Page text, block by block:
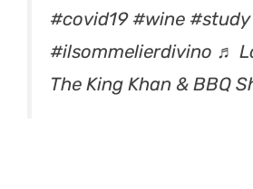
#covid19 #wine #study
#ilsommelierdivino ♬
The King Khan & BBQ